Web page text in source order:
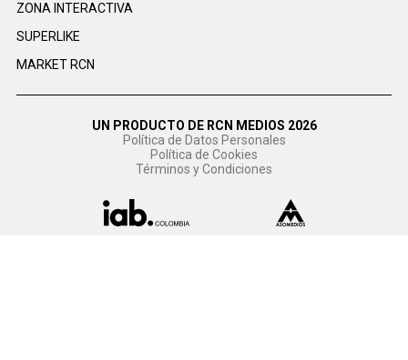
ZONA INTERACTIVA
SUPERLIKE
MARKET RCN
UN PRODUCTO DE RCN MEDIOS 2026
Política de Datos Personales
Política de Cookies
Términos y Condiciones